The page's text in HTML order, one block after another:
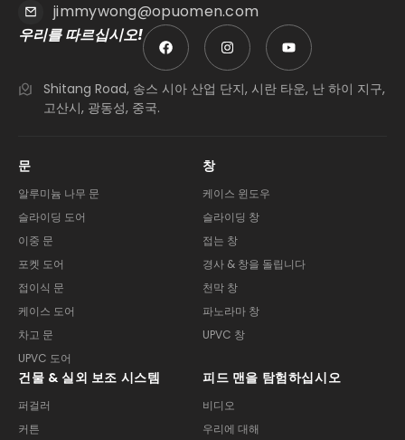
jimmywong@opuomen.com
우리를 따르십시오!
Shitang Road, 송스 시아 산업 단지, 시란 타운, 난 하이 지구,
고산시, 광동성, 중국.
문
알루미늄 나무 문
슬라이딩 도어
이중 문
포켓 도어
접이식 문
케이스 도어
차고 문
UPVC 도어
창
케이스 윈도우
슬라이딩 창
접는 창
경사 & 창을 돌립니다
천막 창
파노라마 창
UPVC 창
건물 & 실외 보조 시스템
퍼걸러
커튼
피드 맨을 탐험하십시오
비디오
우리에 대해